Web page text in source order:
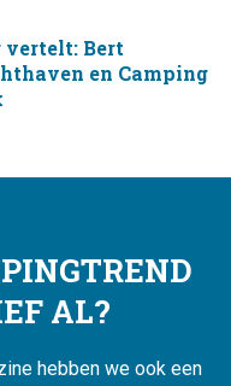
vertelt: Bert
en Camping
AL?
hebben we ook een